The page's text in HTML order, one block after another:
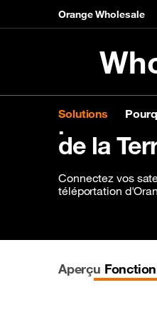
Orange Wholesale
Solutions
Solutions
Découvrez nos
Capacity
Pourquoi
Nos réseaux
Actualités &
Newsroom
ESG
À propos de
pour
de la
Connectez vos
téléportation
Aperçu